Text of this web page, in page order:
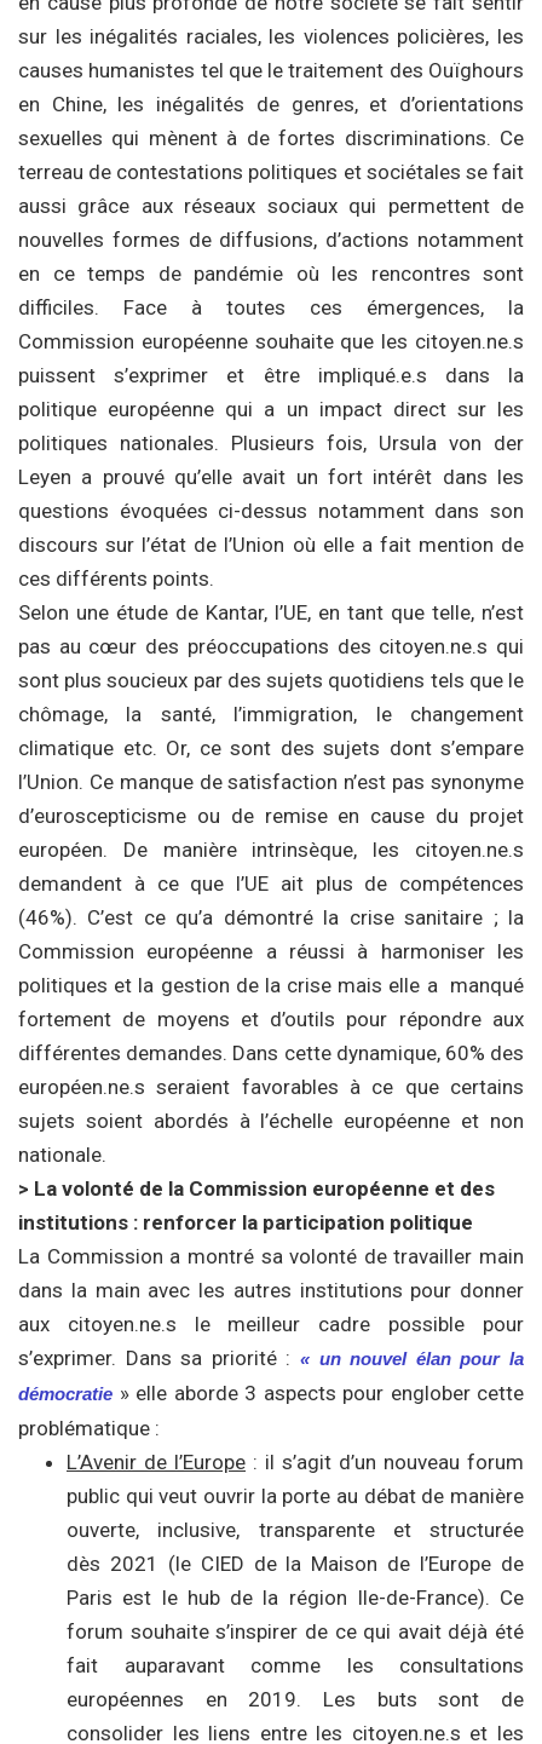
sur les inégalités raciales, les violences policières, les
causes humanistes tel que le traitement des Ouïghours
en Chine, les inégalités de genres, et d’orientations
sexuelles qui mènent à de fortes discriminations. Ce
terreau de contestations politiques et sociétales se fait
aussi grâce aux réseaux sociaux qui permettent de
nouvelles formes de diffusions, d’actions notamment
en ce temps de pandémie où les rencontres sont
difficiles. Face à toutes ces émergences, la
Commission européenne souhaite que les citoyen.ne.s
puissent s’exprimer et être impliqué.e.s dans la
politique européenne qui a un impact direct sur les
politiques nationales. Plusieurs fois, Ursula von der
Leyen a prouvé qu’elle avait un fort intérêt dans les
questions évoquées ci-dessus notamment dans son
discours sur l’état de l’Union où elle a fait mention de
ces différents points.
Selon une étude de Kantar, l’UE, en tant que telle, n’est
pas au cœur des préoccupations des citoyen.ne.s qui
sont plus soucieux par des sujets quotidiens tels que le
chômage, la santé, l’immigration, le changement
climatique etc. Or, ce sont des sujets dont s’empare
l’Union. Ce manque de satisfaction n’est pas synonyme
d’euroscepticisme ou de remise en cause du projet
européen. De manière intrinsèque, les citoyen.ne.s
demandent à ce que l’UE ait plus de compétences
(46%). C’est ce qu’a démontré la crise sanitaire ; la
Commission européenne a réussi à harmoniser les
politiques et la gestion de la crise mais elle a manqué
fortement de moyens et d’outils pour répondre aux
différentes demandes. Dans cette dynamique, 60% des
européen.ne.s seraient favorables à ce que certains
sujets soient abordés à l’échelle européenne et non
nationale.
> La volonté de la Commission européenne et des
institutions : renforcer la participation politique
La Commission a montré sa volonté de travailler main
dans la main avec les autres institutions pour donner
aux citoyen.ne.s le meilleur cadre possible pour
s’exprimer. Dans sa priorité : « un nouvel élan pour la
démocratie » elle aborde 3 aspects pour englober cette
problématique :
L’Avenir de l’Europe : il s’agit d’un nouveau forum
public qui veut ouvrir la porte au débat de manière
ouverte, inclusive, transparente et structurée
dès 2021 (le CIED de la Maison de l’Europe de
Paris est le hub de la région Ile-de-France). Ce
forum souhaite s’inspirer de ce qui avait déjà été
fait auparavant comme les consultations
européennes en 2019. Les buts sont de
consolider les liens entre les citoyen.ne.s et les